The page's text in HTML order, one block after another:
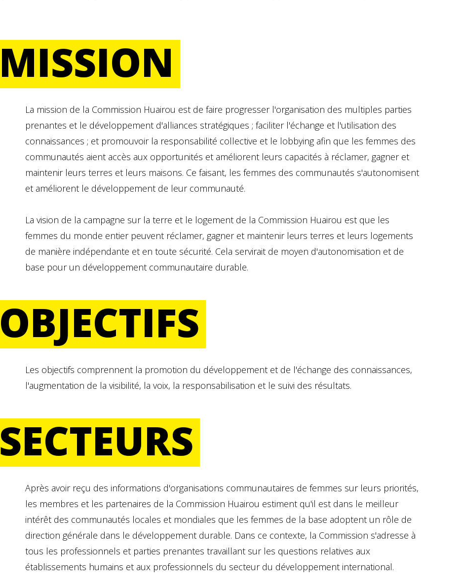
MISSION
La mission de la Commission Huairou est de faire progresser l'organisation des multiples parties
prenantes et le développement d'alliances stratégiques ; faciliter l'échange et l'utilisation des
connaissances ; et promouvoir la responsabilité collective et le lobbying afin que les femmes des
communautés aient accès aux opportunités et améliorent leurs capacités à réclamer, gagner et
maintenir leurs terres et leurs maisons. Ce faisant, les femmes des communautés s'autonomisent
et améliorent le développement de leur communauté.
La vision de la campagne sur la terre et le logement de la Commission Huairou est que les
femmes du monde entier peuvent réclamer, gagner et maintenir leurs terres et leurs logements
de manière indépendante et en toute sécurité. Cela servirait de moyen d'autonomisation et de
base pour un développement communautaire durable.
OBJECTIFS
Les objectifs comprennent la promotion du développement et de l'échange des connaissances,
l'augmentation de la visibilité, la voix, la responsabilisation et le suivi des résultats.
SECTEURS
Après avoir reçu des informations d'organisations communautaires de femmes sur leurs priorités,
les membres et les partenaires de la Commission Huairou estiment qu'il est dans le meilleur
intérêt des communautés locales et mondiales que les femmes de la base adoptent un rôle de
direction générale dans le développement durable. Dans ce contexte, la Commission s'adresse à
tous les professionnels et parties prenantes travaillant sur les questions relatives aux
établissements humains et aux professionnels du secteur du développement international.